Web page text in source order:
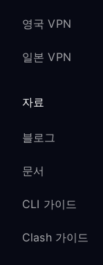
영국 VPN
일본 VPN
자료
블로그
문서
CLI 가이드
Clash 가이드